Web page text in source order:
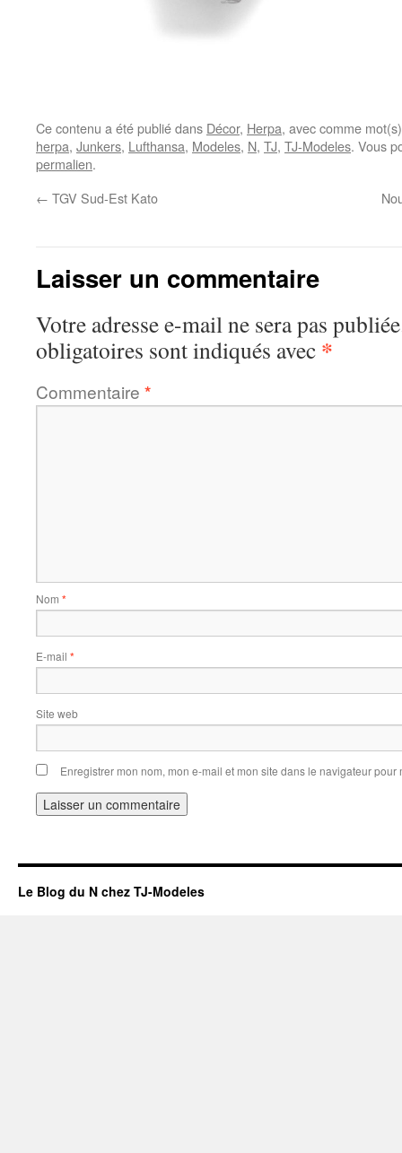
Ce contenu a été publié dans Décor, Herpa, avec comme
herpa, Junkers, Lufthansa, Modeles, N, TJ, TJ-Modeles. Vous
permalien.
← TGV Sud-Est Kato
Laisser un commentaire
Votre adresse e-mail ne sera pas
obligatoires sont indiqués avec *
Commentaire *
Nom *
E-mail *
Site web
Enregistrer mon nom, mon e-mail et mon site dans le navigateur
Le Blog du N chez TJ-Modeles